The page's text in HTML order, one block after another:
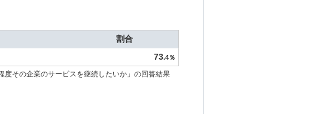
割合
73.4％
その企業のサービスを継続したいか」の回答結果